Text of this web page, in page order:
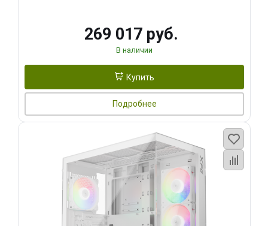
269 017 руб.
В наличии
Купить
Подробнее